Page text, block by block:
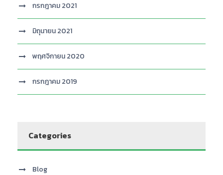
กรกฎาคม 2021
มิถุนายน 2021
พฤศจิกายน 2020
กรกฎาคม 2019
Categories
Blog